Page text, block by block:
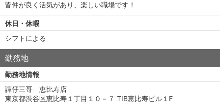
皆仲が良く活気があり、楽しい職場です！
休日・休暇
シフトによる
勤務地
勤務地情報
譚仔三哥 恵比寿店
東京都渋谷区恵比寿１丁目１０－７ TIB恵比寿ビル１F